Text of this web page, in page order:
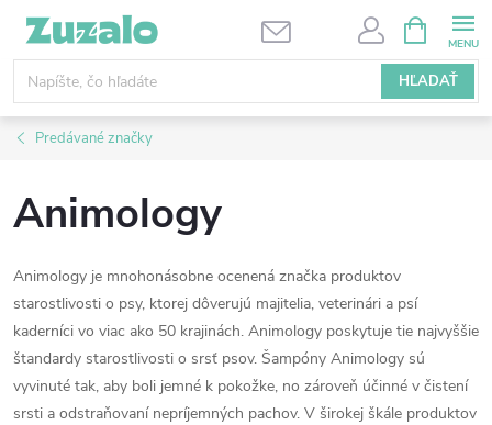
Prejsť
obsah
HĽADAŤ
KOŠÍK
Predávané značky
Animology
Animology je mnohonásobne ocenená značka produktov
starostlivosti o psy, ktorej dôverujú majitelia, veterinári a psí
kaderníci vo viac ako 50 krajinách. Animology poskytuje tie najvyššie
štandardy starostlivosti o srsť psov. Šampóny Animology sú
vyvinuté tak, aby boli jemné k pokožke, no zároveň účinné v čistení
srsti a odstraňovaní nepríjemných pachov. V širokej škále produktov